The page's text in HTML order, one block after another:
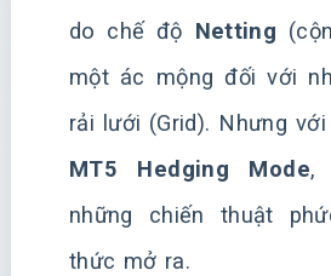
do chế độ Netting
một ác mộng đối với
rải lưới (Grid). Nhưng
MT5 Hedging Mode,
những chiến thuật
thức mở ra.